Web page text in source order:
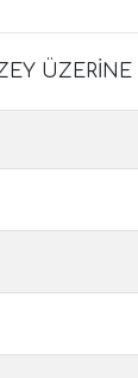
ÜZERİNE